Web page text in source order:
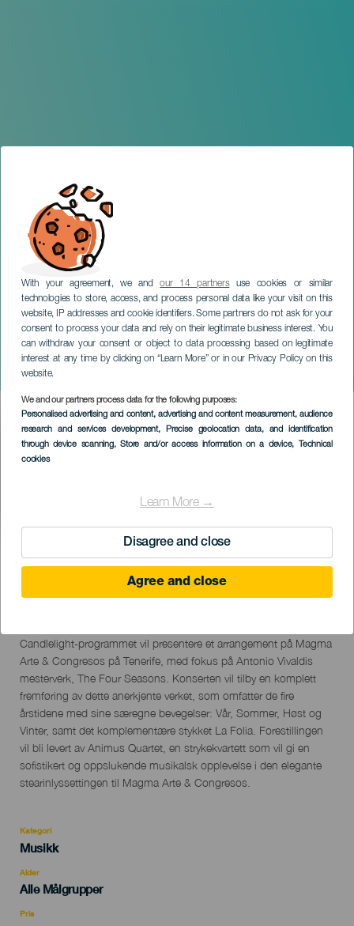
With your agreement, we andour 14 partnersuse cookies or similar
technologies to store, access, and process personal data like your visit on this
website, IP addresses and cookie identifiers. Some partners do not ask for your
consent to process your data and rely on their legitimate business interest. You
can withdraw your consent or object to data processing based on legitimate
interest at any time by clicking on “Learn More” or in our Privacy Policy on this
website.
We and our partners process data for the following purposes:
Personalised advertising and content, advertising and content measurement, audience
research and services development, Precise geolocation data, and identification
through device scanning, Store and/or access information on a device, Technical
cookies
Learn More →
Disagree and close
Agree and close
De fire årstidene av Vivaldi
TENERIFE
Imagen
Listado
TIDLIGERE AKTIVITET
Descripción
del
evento
Candlelight-programmet vil presentere et arrangement på Magma
Arte & Congresos på Tenerife, med fokus på Antonio Vivaldis
mesterverk, The Four Seasons. Konserten vil tilby en komplett
fremføring av dette anerkjente verket, som omfatter de fire
årstidene med sine særegne bevegelser: Vår, Sommer, Høst og
Vinter, samt det komplementære stykket La Folia. Forestillingen
vil bli levert av Animus Quartet, en strykekvartett som vil gi en
sofistikert og oppslukende musikalsk opplevelse i den elegante
stearinlyssettingen til Magma Arte & Congresos.
Kategori
Categoría
evento
Musikk
Alder
Edad
Recomendada
Alle Målgrupper
Pris